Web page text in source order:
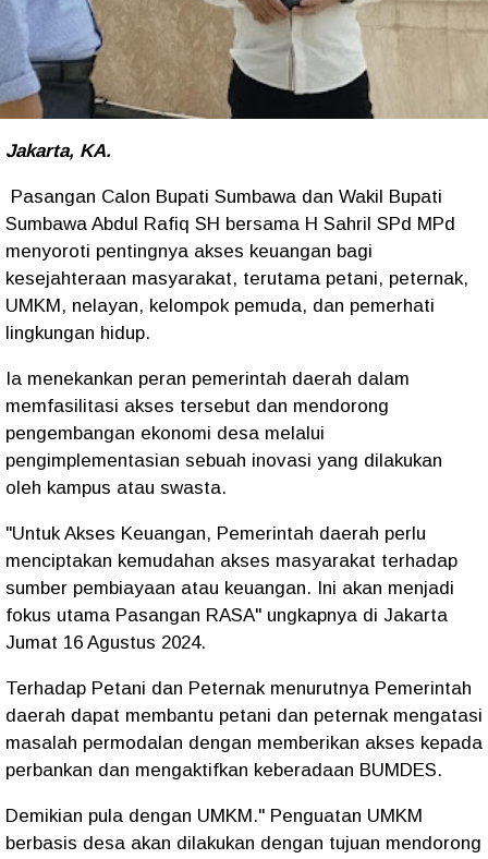
Jakarta, KA.
Pasangan Calon Bupati Sumbawa dan Wakil Bupati
Sumbawa Abdul Rafiq SH bersama H Sahril SPd MPd
menyoroti pentingnya akses keuangan bagi
kesejahteraan masyarakat, terutama petani, peternak,
UMKM, nelayan, kelompok pemuda, dan pemerhati
lingkungan hidup.
Ia menekankan peran pemerintah daerah dalam
memfasilitasi akses tersebut dan mendorong
pengembangan ekonomi desa melalui
pengimplementasian sebuah inovasi yang dilakukan
oleh kampus atau swasta.
"Untuk Akses Keuangan, Pemerintah daerah perlu
menciptakan kemudahan akses masyarakat terhadap
sumber pembiayaan atau keuangan. Ini akan menjadi
fokus utama Pasangan RASA" ungkapnya di Jakarta
Jumat 16 Agustus 2024.
Terhadap Petani dan Peternak menurutnya Pemerintah
daerah dapat membantu petani dan peternak mengatasi
masalah permodalan dengan memberikan akses kepada
perbankan dan mengaktifkan keberadaan BUMDES.
Demikian pula dengan UMKM." Penguatan UMKM
berbasis desa akan dilakukan dengan tujuan mendorong